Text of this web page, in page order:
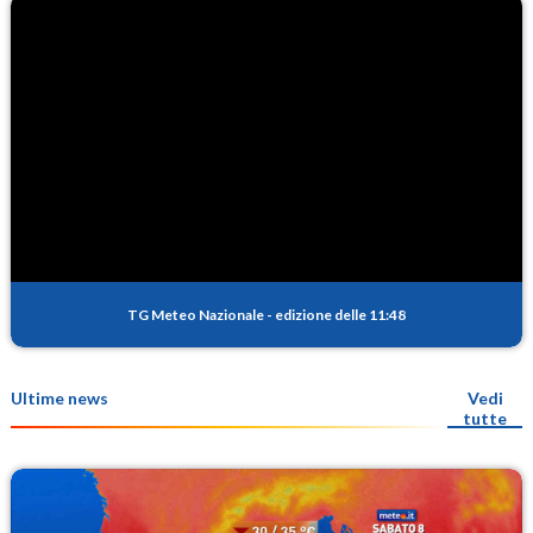
TG Meteo Nazionale - edizione delle 11:48
Ultime news
Vedi
tutte